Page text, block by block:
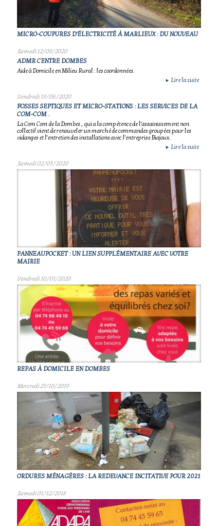
MICRO-COUPURES D'ÉLECTRICITÉ À MARLIEUX : DU NOUVEAU
Samedi 12/09/2020
ADMR CENTRE DOMBES
Aide à Domicile en Milieu Rural : les coordonnées.
► Lire la suite
Vendredi 19/06/2020
FOSSES SEPTIQUES ET MICRO-STATIONS : LES SERVICES DE LA
COM-COM .
La Com Com de la Dombes , qui a la compétence de l'assainissement non
collectif vient de renouveler un marché de commandes groupées pour les
vidanges et l'entretien des installations avec l'entreprise Biajoux.
► Lire la suite
Samedi 02/05/2020
PANNEAUPOCKET : UN LIEN SUPPLÉMENTAIRE AVEC VOTRE
MAIRIE
Vendredi 10/01/2020
REPAS À DOMICILE EN DOMBES
Mercredi 23/10/2019
ORDURES MÉNAGÈRES : LA REDEVANCE INCITATIVE POUR 2021
Samedi 01/12/2018